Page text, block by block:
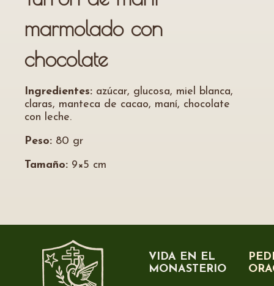
marmolado con
chocolate
Ingredientes: azúcar, glucosa, miel blanca,
claras, manteca de cacao, maní, chocolate
con leche.
Peso: 80 gr
Tamaño: 9×5 cm
VIDA EN EL
MONASTERIO